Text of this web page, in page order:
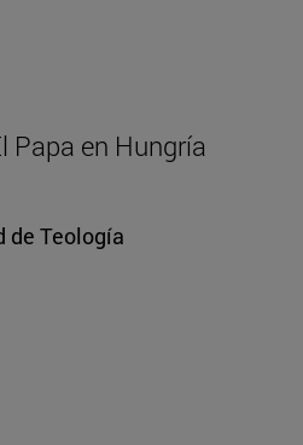
Papa en Hungría
de Teología